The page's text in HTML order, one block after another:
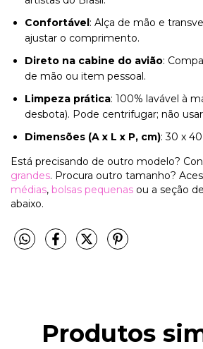
Confortável : Alça de mão e
ajustar o comprimento.
Direto na cabine do avião:
de mão ou item pessoal.
Limpeza prática: 100% lavável à
desbota). Pode centrifugar; não
Dimensões (A x L x P, cm): 30 x 40
Está precisando de outro modelo?
grandes. Procura outro tamanho?
médias, bolsas pequenas ou a seção
abaixo.
Produtos